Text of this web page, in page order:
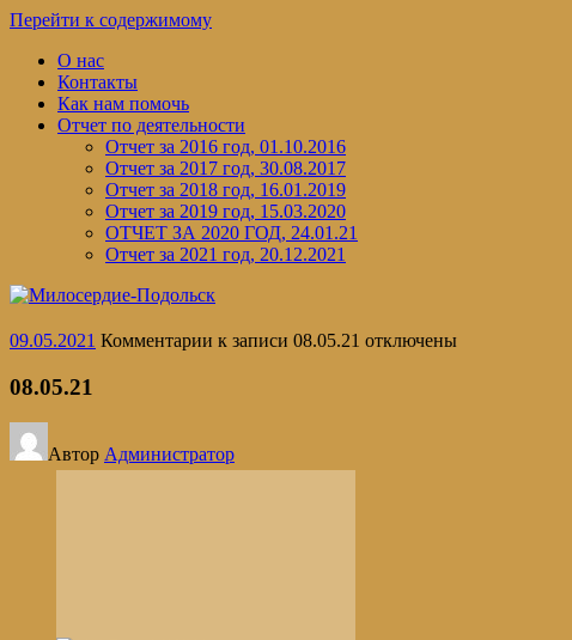
Перейти к содержимому
О нас
Контакты
Как нам помочь
Отчет по деятельности
Отчет за 2016 год, 01.10.2016
Отчет за 2017 год, 30.08.2017
Отчет за 2018 год, 16.01.2019
Отчет за 2019 год, 15.03.2020
ОТЧЕТ ЗА 2020 ГОД, 24.01.21
Отчет за 2021 год, 20.12.2021
09.05.2021 Комментарии к записи 08.05.21 отключены
08.05.21
Автор Администратор